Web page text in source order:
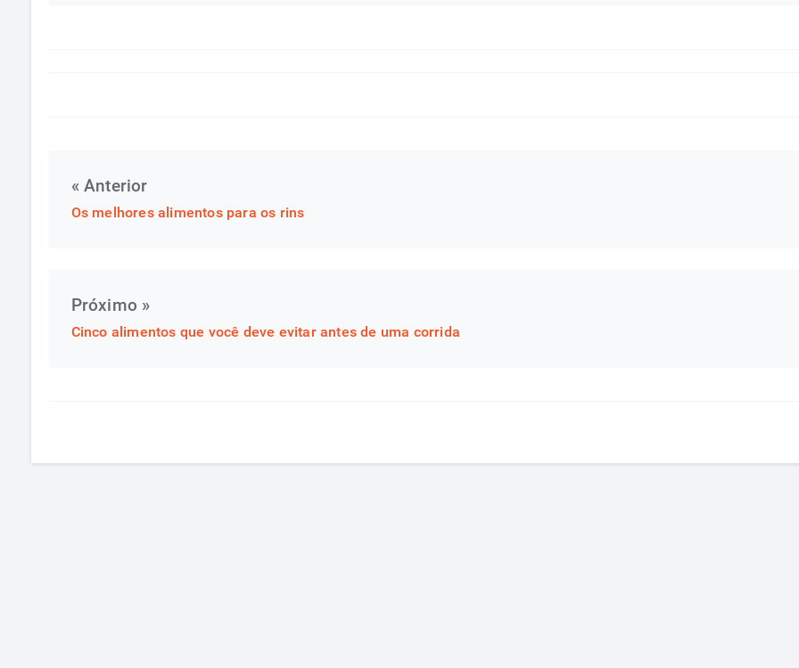
« Anterior
Os melhores alimentos para os rins
Próximo »
Cinco alimentos que você deve evitar antes de uma corrida